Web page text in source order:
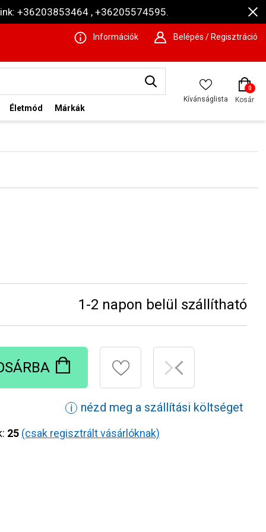
+36203853464 , +36205574595.
Információk Belépés / Regisztráció
Életmód Márkák
Kívánságlista
0
Kosár
1-2 napon belül szállítható
ℹ nézd meg a szállítási költséget
25 (csak regisztrált vásárlóknak)